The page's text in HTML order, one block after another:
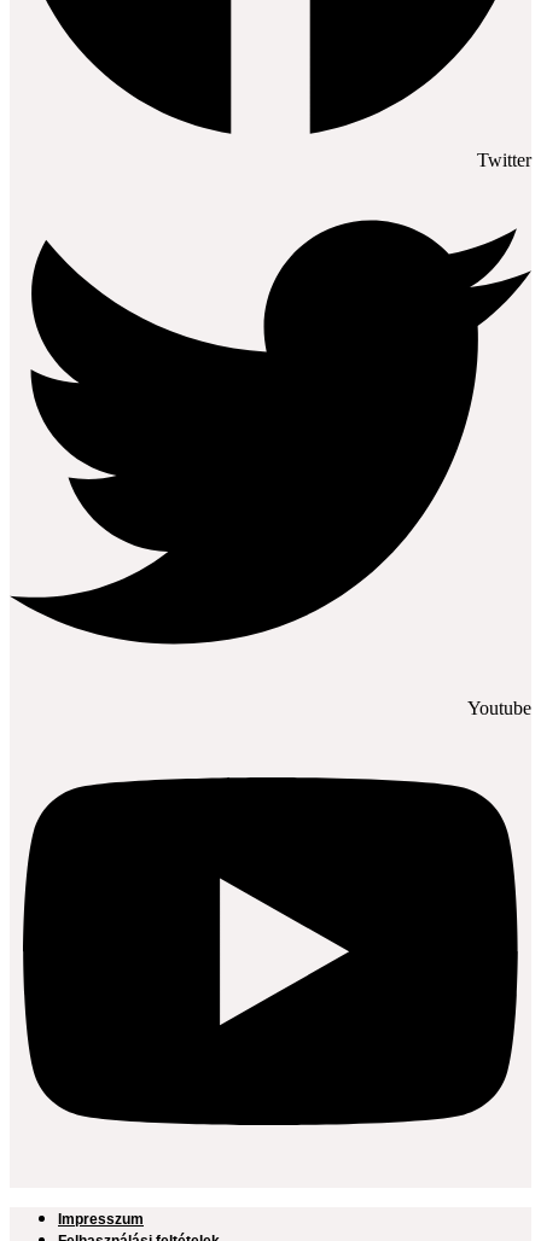
Twitter
Youtube
Impresszum